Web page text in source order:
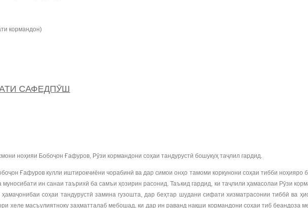
кормандон)
САФЕДПӮШ
ноҳияи Бобоҷон Ғафуров, Рӯзи кормандони соҳаи тандурустӣ бошукуҳ таҷлил гардид.
Ғафуров кулли иштирокчиёни чорабинӣ ва дар симои онҳо тамоми коркунони соҳаи тибби ноҳияро
ин санаи таърихӣ ба самъи ҳозирин расонид. Таъкид гардид, ки таҷлили ҳамасолаи Рӯзи
соҳаи тандурустӣ замина гузошта, дар беҳтар шудани сифати хизматрасонии тиббӣ ва
хеле масъулиятноку заҳматталаб мебошад, ки дар ин раванд нақши кормандони соҳаи тиб